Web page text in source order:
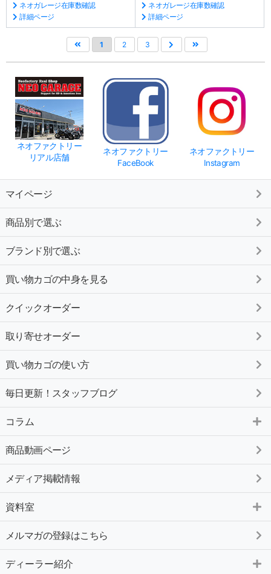
ネオガレージ在庫数確認
詳細ページ
ネオガレージ在庫数確認
詳細ページ
1 2 3
ネオファクトリー
リアル店舗
ネオファクトリー
FaceBook
ネオファクトリー
Instagram
マイページ
商品別で選ぶ
ブランド別で選ぶ
買い物カゴの中身を見る
クイックオーダー
取り寄せオーダー
買い物カゴの使い方
毎日更新！スタッフブログ
コラム
商品動画ページ
メディア掲載情報
資料室
メルマガの登録はこちら
ディーラー紹介